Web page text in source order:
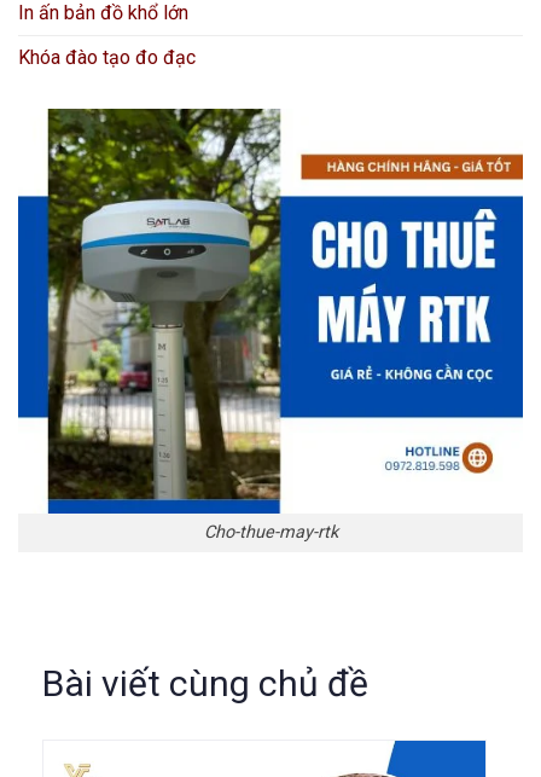
In ấn bản đồ khổ lớn
Khóa đào tạo đo đạc
Cho-thue-may-rtk
Bài viết cùng chủ đề